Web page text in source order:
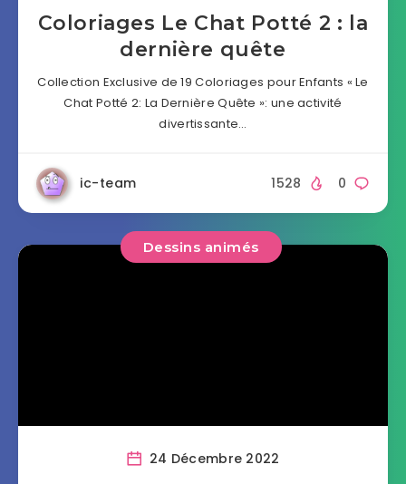
Coloriages Le Chat Potté 2 : la
dernière quête
Collection Exclusive de 19 Coloriages pour Enfants « Le
Chat Potté 2: La Dernière Quête »: une activité
divertissante…
ic-team 0
1528
Dessins animés
24 Décembre 2022